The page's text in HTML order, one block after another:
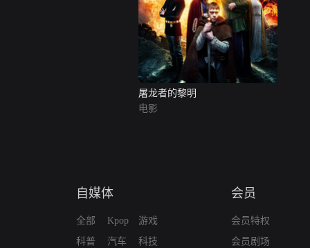
屠龙者的黎明
电影
自媒体
全部
科普
Kpop
汽车
游戏
科技
会员
会员特权
会员剧场